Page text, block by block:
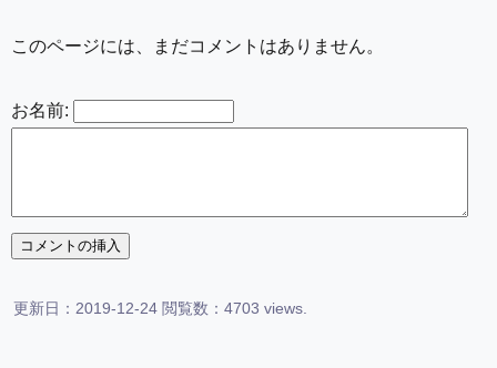
このページには、まだコメントはありません。
お名前:
更新日：2019-12-24 閲覧数：4703 views.